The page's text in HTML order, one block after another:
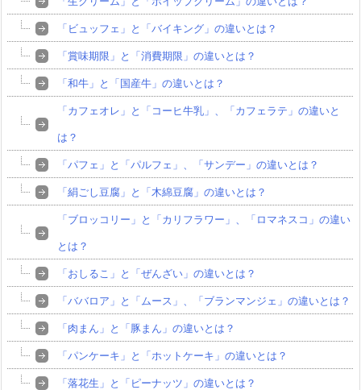
「ビュッフェ」と「バイキング」の違いとは？
「賞味期限」と「消費期限」の違いとは？
「和牛」と「国産牛」の違いとは？
「カフェオレ」と「コーヒ牛乳」、「カフェラテ」の違いと
は？
「パフェ」と「パルフェ」、「サンデー」の違いとは？
「絹ごし豆腐」と「木綿豆腐」の違いとは？
「ブロッコリー」と「カリフラワー」、「ロマネスコ」の違い
とは？
「おしるこ」と「ぜんざい」の違いとは？
「ババロア」と「ムース」、「ブランマンジェ」の違いとは？
「肉まん」と「豚まん」の違いとは？
「パンケーキ」と「ホットケーキ」の違いとは？
「落花生」と「ピーナッツ」の違いとは？